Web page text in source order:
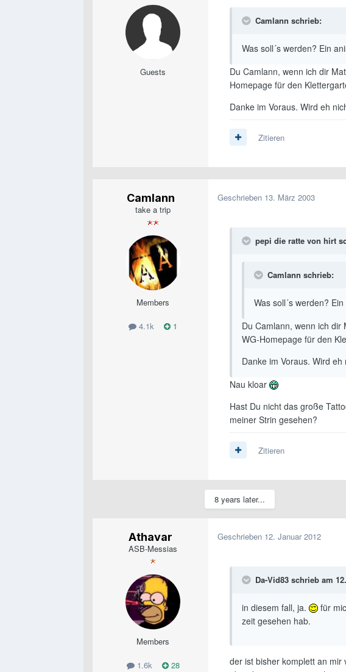
Guests
Camlann schrieb:
Was soll´s werden? Ein
Du Camlann, wenn ich dir
Homepage für den
Danke im Voraus. Wird eh
Zitieren
Camlann
take a trip
Members
4.1k 1
Geschrieben 13. März 2003
pepi die ratte von hirt
Camlann schrieb:
Was soll´s werden?
Du Camlann, wenn ich
WG-Homepage für den
Danke im Voraus. Wird
Nau kloar
Hast Du nicht das große
meiner Strin gesehen?
Zitieren
8 years later...
Athavar
ASB-Messias
Members
1.6k 28
Geschrieben 12. Januar 2012
Da-Vid83 schrieb am
in diesem fall, ja.
für
zeit gesehen hab.
der ist bisher komplett an